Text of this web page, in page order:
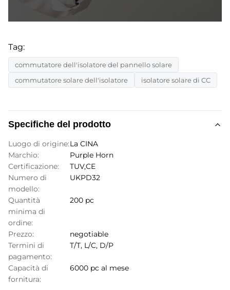
Tag:
commutatore dell'isolatore del pannello solare
commutatore solare dell'isolatore
isolatore solare di CC
Specifiche del prodotto
Luogo di origine:La CINA
Marchio:
Purple Horn
Certificazione:
TUV,CE
Numero di
modello:
UKPD32
Quantità
minima di
ordine:
200 pc
Prezzo:
negotiable
Termini di
pagamento:
T/T, L/C, D/P
Capacità di
fornitura:
6000 pc al mese